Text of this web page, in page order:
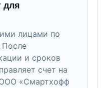
для
лицами по
После
и сроков
счет на
«Смартхофф